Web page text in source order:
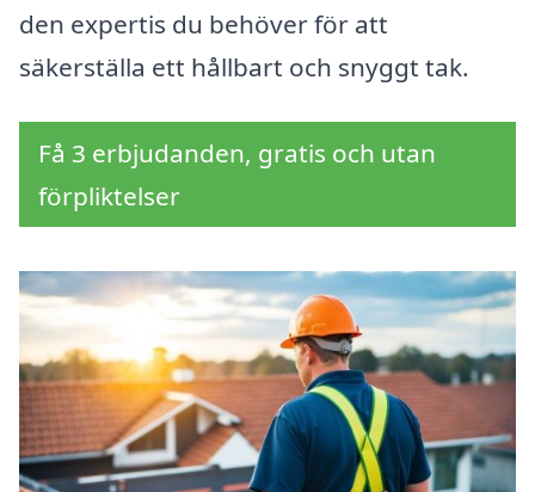
den expertis du behöver för att
säkerställa ett hållbart och snyggt tak.
Få 3 erbjudanden, gratis och utan
förpliktelser